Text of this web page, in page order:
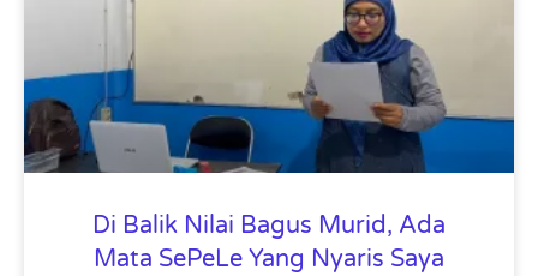
Di Balik Nilai Bagus Murid, Ada
Mata SePeLe Yang Nyaris Saya